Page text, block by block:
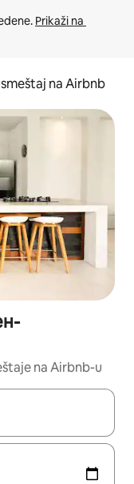
Prikaži na
na Airbnb
na Airbnb-u
krećete kroz njih